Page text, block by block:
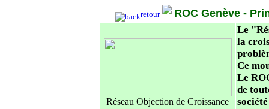
retour ROC Genève -
Réseau Objection de Croissance
Le
la
Ce
Le
de